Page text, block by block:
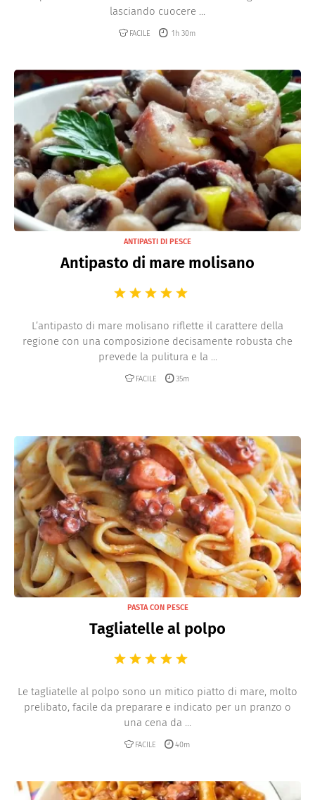
lasciando cuocere ...
FACILE 1h 30m
ANTIPASTI DI PESCE
Antipasto di mare molisano
L’antipasto di mare molisano riflette il carattere della
regione con una composizione decisamente robusta che
prevede la pulitura e la ...
FACILE 35m
PASTA CON PESCE
Tagliatelle al polpo
Le tagliatelle al polpo sono un mitico piatto di mare, molto
prelibato, facile da preparare e indicato per un pranzo o
una cena da ...
FACILE 40m